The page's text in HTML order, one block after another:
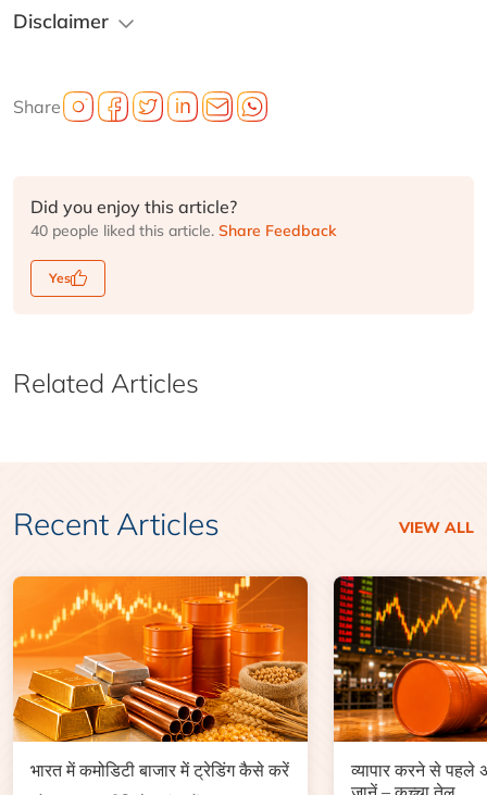
Disclaimer
Share
Did you enjoy this article?
40 people liked this article. Share Feedback
Yes
Related Articles
Recent Articles VIEW ALL
भारत में कमोडिटी बाजार में ट्रेडिंग कैसे करें
व्यापार करने से पहले